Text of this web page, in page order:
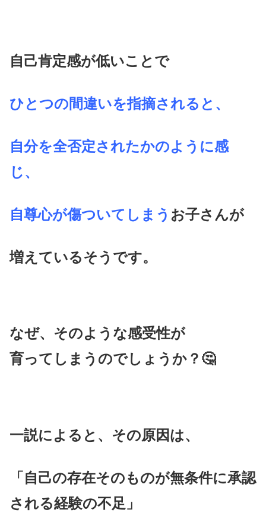
自己肯定感が低いことで
ひとつの間違いを指摘されると、
自分を全否定されたかのように感
じ、
自尊心が傷ついてしまう お子さんが
増えているそうです。
なぜ、そのような感受性が
育ってしまうのでしょうか？🤔
一説によると、その原因は、
「自己の存在そのものが無条件に承認
される経験の不足」